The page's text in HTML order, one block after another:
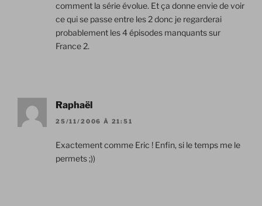
comment la série évolue. Et ça donne envie de voir
ce qui se passe entre les 2 donc je regarderai
probablement les 4 épisodes manquants sur
France 2.
Raphaël
25/11/2006 À 21:51
Exactement comme Eric ! Enfin, si le temps me le
permets ;))